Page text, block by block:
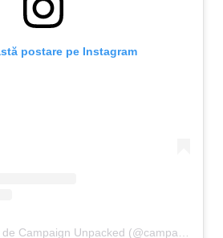
postare pe Instagram